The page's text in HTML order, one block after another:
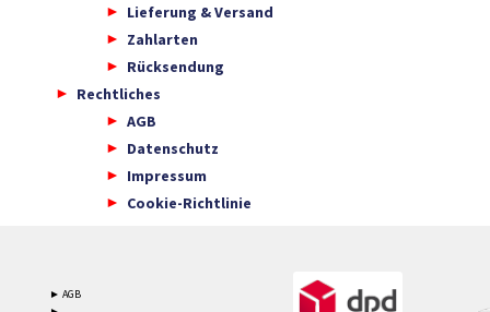
Lieferung & Versand
Zahlarten
Rücksendung
Rechtliches
AGB
Datenschutz
Impressum
Cookie-Richtlinie
► AGB